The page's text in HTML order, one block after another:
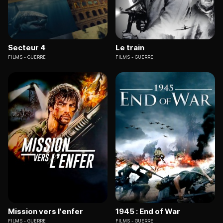
Secteur 4
FILMS GUERRE
Le train
FILMS GUERRE
Mission vers l'enfer
FILMS GUERRE
1945 : End of War
FILMS GUERRE